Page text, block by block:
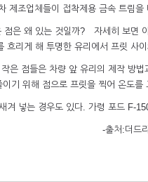
제조업체들이 접착제용 금속 트림
은 왜 있는 것일까? 자세히 보면
흐리게 해 투명한 유리에서 프릿 사
은 점들은 차량 앞 유리의 제작 방
기 위해 점으로 프릿을 찍어 온도
겨 넣는 경우도 있다. 가령 포드 F-
-출처:더드